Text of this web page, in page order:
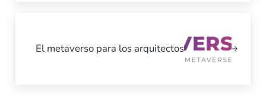
El metaverso para los arquitectos